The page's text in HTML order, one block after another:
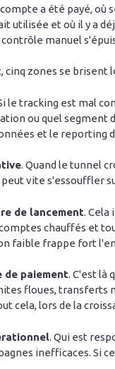
a été payé, où
utilisée et où il y a
manuel
zones se brisent
le tracking est mal
ou quel
et le reporting
. Quand le tunnel
vite s'essouffler
de lancement. Cela
chauffés et
faible frappe fort
de paiement. C'est là
floues, transferts
cela, lors de la
. Qui est
inefficaces. Si